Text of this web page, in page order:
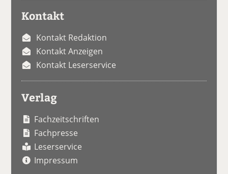
Kontakt
Kontakt Redaktion
Kontakt Anzeigen
Kontakt Leserservice
Verlag
Fachzeitschriften
Fachpresse
Leserservice
Impressum